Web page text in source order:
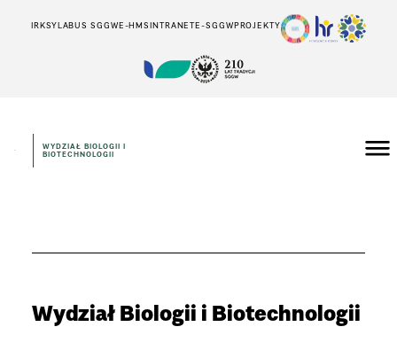
IRKSYLABUS SGGWE-HMSINTRANETE-SGGWPROJEKTY
WYDZIAŁ BIOLOGII I
BIOTECHNOLOGII
Wydział Biologii i Biotechnologii